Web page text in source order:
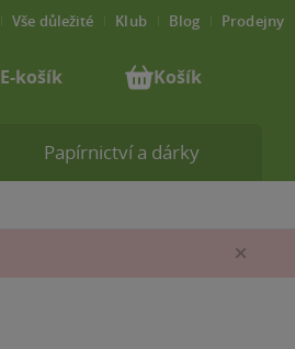
Papírnictví a dárky
Vše důležité Klub Blog Prodejny
E-košík Košík